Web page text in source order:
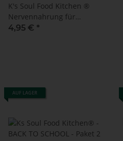
K's Soul Food Kitchen ®
Nervennahrung für
unterwegs / Nervennahrung
4,95 € *
AUF LAGER